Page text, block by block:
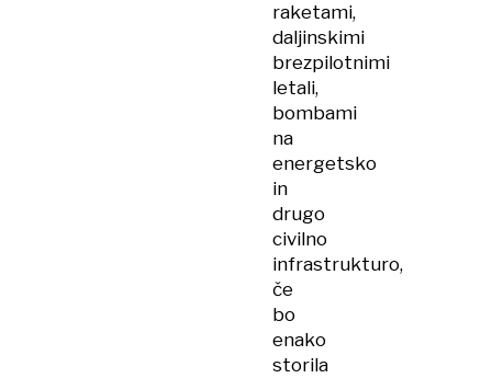
raketami,
daljinskimi
brezpilotnimi
letali,
bombami
na
energetsko
in
drugo
civilno
infrastrukturo,
če
bo
enako
storila